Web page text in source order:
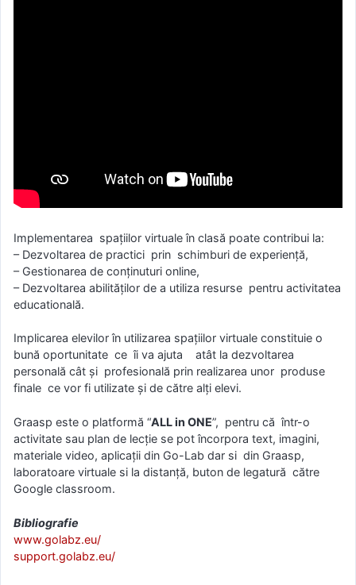
Implementarea spațiilor virtuale în clasă poate contribui la:
– Dezvoltarea de practici prin schimburi de experienţă,
– Gestionarea de conţinuturi online,
– Dezvoltarea abilităţilor de a utiliza resurse pentru activitatea
educatională.
Implicarea elevilor în utilizarea spațiilor virtuale constituie o
bună oportunitate ce îi va ajuta atât la dezvoltarea
personală cât și profesională prin realizarea unor produse
finale ce vor fi utilizate și de către alți elevi.
Graasp este o platformă “ALL in ONE”, pentru că într-o
activitate sau plan de lecție se pot încorpora text, imagini,
materiale video, aplicații din Go-Lab dar si din Graasp,
laboratoare virtuale si la distanță, buton de legatură către
Google classroom.
Bibliografie
www.golabz.eu/
support.golabz.eu/